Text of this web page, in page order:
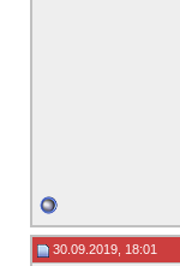
30.09.2019, 18:01